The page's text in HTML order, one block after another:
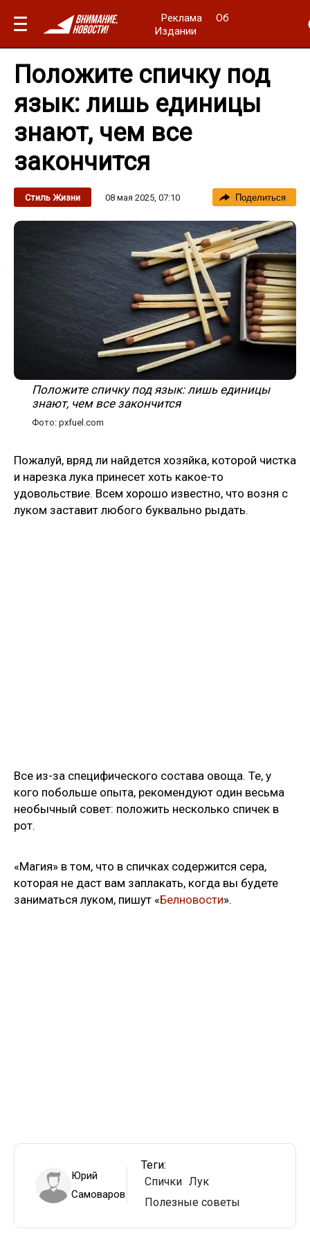
Реклама
Об
Издании
Положите спичку под
язык: лишь единицы
знают, чем все
закончится
Стиль Жизни 08 мая 2025, 07:10 Поделиться
Положите спичку под язык: лишь единицы
знают, чем все закончится
Фото: pxfuel.com
Пожалуй, вряд ли найдется хозяйка, которой чистка
и нарезка лука принесет хоть какое-то
удовольствие. Всем хорошо известно, что возня с
луком заставит любого буквально рыдать.
Все из-за специфического состава овоща. Те, у
кого побольше опыта, рекомендуют один весьма
необычный совет: положить несколько спичек в
рот.
«Магия» в том, что в спичках содержится сера,
которая не даст вам заплакать, когда вы будете
заниматься луком, пишут «Белновости».
Юрий
Самоваров
Теги:
Спички Лук
Полезные советы